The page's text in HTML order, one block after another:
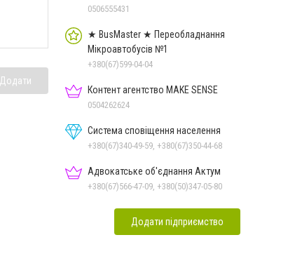
Додати
Дон.обл.
0506555431
★ BusMaster ★ Переобладнання
Мікроавтобусів №1
+380(67)599-04-04
Контент агентство MAKE SENSE
0504262624
Система сповіщення населення
+380(67)340-49-59, +380(67)350-44-68
Адвокатське об'єднання Актум
+380(67)566-47-09, +380(50)347-05-80
Додати підприємство